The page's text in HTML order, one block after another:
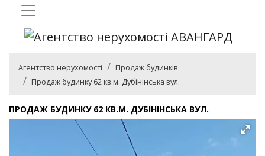
Агентство нерухомості
Продаж будинків
Продаж будинку 62 кв.м. Дубінінська вул.
ПРОДАЖ БУДИНКУ 62 КВ.М. ДУБІНІНСЬКА ВУЛ.